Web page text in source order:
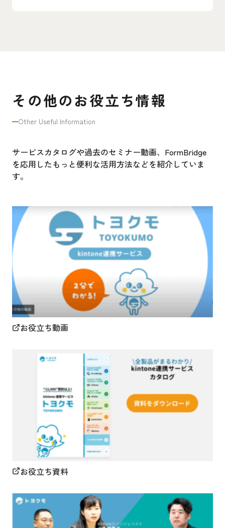
その他のお役立ち情報
Other Useful Information
サービスカタログや過去のセミナー動画、FormBridge
を応用したもっと便利な活用方法などを紹介していま
す。
お役立ち動画
お役立ち資料